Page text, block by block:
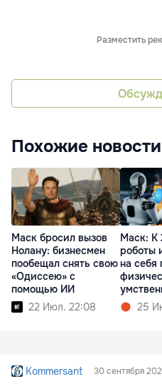
Разместить
Похожие новости
Маск бросил вызов
Нолану: бизнесмен
пообещал снять свою
«Одиссею» с
помощью ИИ
22 Июл. 22:08
Маск: К
роботы
на себя
25
Kommersant 30 сентября